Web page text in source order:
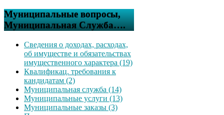
Муниципальные вопросы,
Муниципальная Служба….
Сведения о доходах, расходах,
об имуществе и обязательствах
имущественного характера (19)
Квалификац. требования к
кандидатам (2)
Муниципальная служба (14)
Муниципальные услуги (13)
Муниципальные заказы (3)